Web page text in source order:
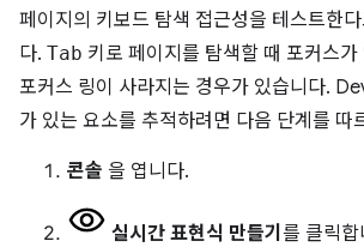
페이지의 키보드 탐색 접근성을 테스트한
다. Tab 키로 페이지를 탐색할 때 포커스가
포커스 링이 사라지는 경우가 있습니다.
가 있는 요소를 추적하려면 다음 단계를 따
콘솔 을 엽니다.
실시간 표현식 만들기 를 클릭합